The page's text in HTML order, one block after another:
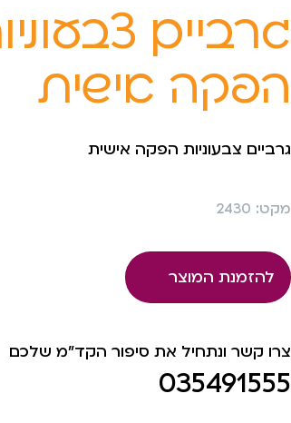
גרביים
הפקה אישית
גרביים צבעוניות הפקה אישית
מקט: 2430
להזמנת המוצר
צרו קשר ונתחיל את סיפור הקד"מ שלכם
035491555